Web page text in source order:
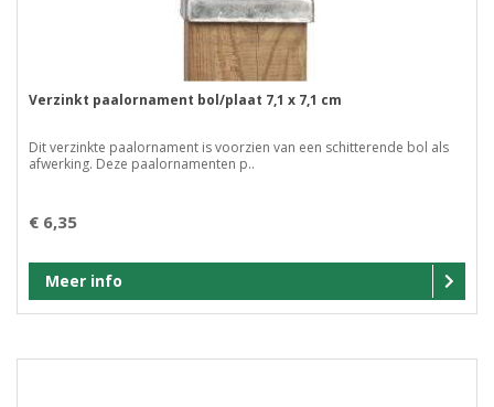
Verzinkt paalornament bol/plaat 7,1 x 7,1 cm
Dit verzinkte paalornament is voorzien van een schitterende bol als
afwerking. Deze paalornamenten p..
€ 6,35
Meer info